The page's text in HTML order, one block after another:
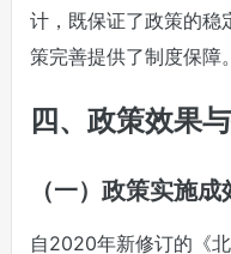
计，既保证了政策的稳
策完善提供了制度保障。
四、政策效果
（一）政策实施成
自2020年新修订的《